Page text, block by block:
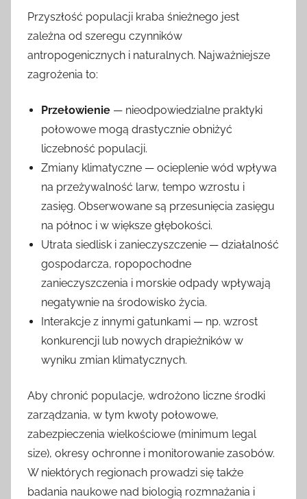
Przyszłość populacji kraba śnieżnego jest
zależna od szeregu czynników
antropogenicznych i naturalnych. Najważniejsze
zagrożenia to:
Przełowienie — nieodpowiedzialne praktyki
połowowe mogą drastycznie obniżyć
liczebność populacji.
Zmiany klimatyczne — ocieplenie wód wpływa
na przeżywalność larw, tempo wzrostu i
zasięg. Obserwowane są przesunięcia zasięgu
na północ i w większe głębokości.
Utrata siedlisk i zanieczyszczenie — działalność
gospodarcza, ropopochodne
zanieczyszczenia i morskie odpady wpływają
negatywnie na środowisko życia.
Interakcje z innymi gatunkami — np. wzrost
konkurencji lub nowych drapieżników w
wyniku zmian klimatycznych.
Aby chronić populacje, wdrożono liczne środki
zarządzania, w tym kwoty połowowe,
zabezpieczenia wielkościowe (minimum legal
size), okresy ochronne i monitorowanie zasobów.
W niektórych regionach prowadzi się także
badania naukowe nad biologią rozmnażania i